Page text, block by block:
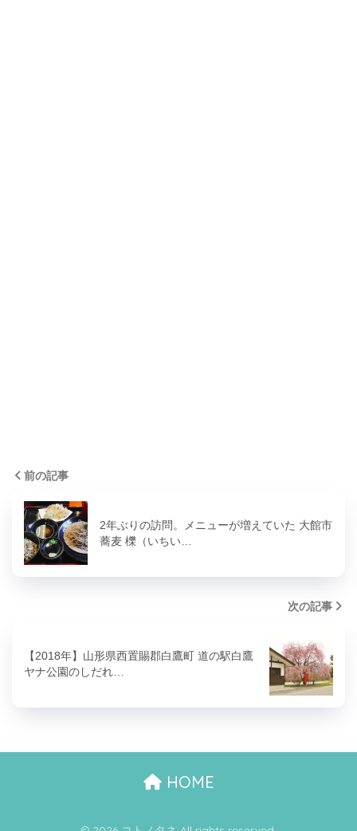
前の記事
2年ぶりの訪問。メニューが増えていた 大館市
蕎麦 櫟（いちい…
次の記事
【2018年】山形県西置賜郡白鷹町 道の駅白鷹
ヤナ公園のしだれ…
HOME